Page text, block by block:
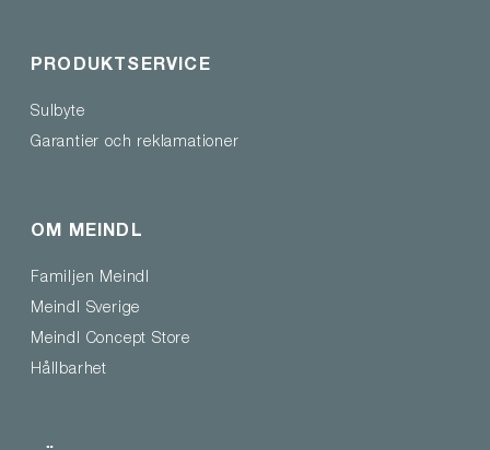
PRODUKTSERVICE
Sulbyte
Garantier och reklamationer
OM MEINDL
Familjen Meindl
Meindl Sverige
Meindl Concept Store
Hållbarhet